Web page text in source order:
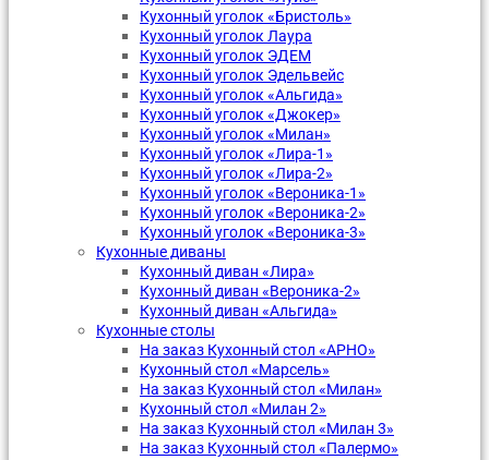
Кухонный уголок «Бристоль»
Кухонный уголок Лаура
Кухонный уголок ЭДЕМ
Кухонный уголок Эдельвейс
Кухонный уголок «Альгида»
Кухонный уголок «Джокер»
Кухонный уголок «Милан»
Кухонный уголок «Лира-1»
Кухонный уголок «Лира-2»
Кухонный уголок «Вероника-1»
Кухонный уголок «Вероника-2»
Кухонный уголок «Вероника-3»
Кухонные диваны
Кухонный диван «Лира»
Кухонный диван «Вероника-2»
Кухонный диван «Альгида»
Кухонные столы
На заказ Кухонный стол «АРНО»
Кухонный стол «Марсель»
На заказ Кухонный стол «Милан»
Кухонный стол «Милан 2»
На заказ Кухонный стол «Милан 3»
На заказ Кухонный стол «Палермо»